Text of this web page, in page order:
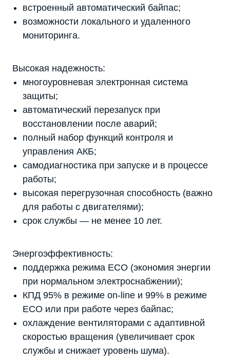
встроенный автоматический байпас;
возможности локального и удаленного
мониторинга.
Высокая надежность:
многоуровневая электронная система
защиты;
автоматический перезапуск при
восстановлении после аварий;
полный набор функций контроля и
управления АКБ;
самодиагностика при запуске и в процессе
работы;
высокая перегрузочная способность (важно
для работы с двигателями);
срок службы — не менее 10 лет.
Энергоэффективность:
поддержка режима ECO (экономия энергии
при нормальном электроснабжении);
КПД 95% в режиме on-line и 99% в режиме
ECO или при работе через байпас;
охлаждение вентиляторами с адаптивной
скоростью вращения (увеличивает срок
службы и снижает уровень шума).